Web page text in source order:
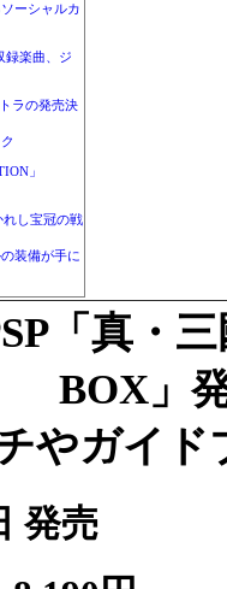
ーシャルカ
録楽曲、ジ
ラの発売決
」
れし宝冠の戦
装備が手に
「真・
BOX」
やガイド
発売